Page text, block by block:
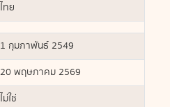
ไทย
1 กุมภาพันธ์ 2549
20 พฤษภาคม 2569
ไม่ใช่